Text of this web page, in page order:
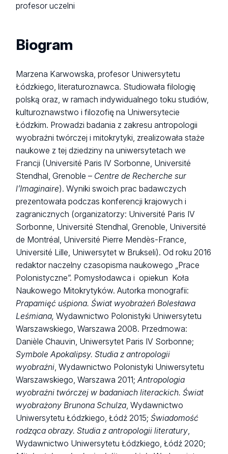
profesor uczelni
Biogram
Marzena Karwowska, profesor Uniwersytetu
Łódzkiego, literaturoznawca. Studiowała filologię
polską oraz, w ramach indywidualnego toku studiów,
kulturoznawstwo i filozofię na Uniwersytecie
Łódzkim. Prowadzi badania z zakresu antropologii
wyobraźni twórczej i mitokrytyki, zrealizowała staże
naukowe z tej dziedziny na uniwersytetach we
Francji (Université Paris IV Sorbonne, Université
Stendhal, Grenoble – Centre de Recherche sur
l’Imaginaire). Wyniki swoich prac badawczych
prezentowała podczas konferencji krajowych i
zagranicznych (organizatorzy: Université Paris IV
Sorbonne, Université Stendhal, Grenoble, Université
de Montréal, Université Pierre Mendès-France,
Université Lille, Uniwersytet w Brukseli). Od roku 2016
redaktor naczelny czasopisma naukowego „Prace
Polonistyczne”. Pomysłodawca i opiekun Koła
Naukowego Mitokrytyków. Autorka monografii:
Prapamięć uśpiona. Świat wyobrażeń Bolesława
Leśmiana,Wydawnictwo Polonistyki Uniwersytetu
Warszawskiego, Warszawa 2008. Przedmowa:
Danièle Chauvin, Uniwersytet Paris IV Sorbonne;
Symbole Apokalipsy. Studia z antropologii
wyobraźni, Wydawnictwo Polonistyki Uniwersytetu
Warszawskiego, Warszawa 2011;Antropologia
wyobraźni twórczej w badaniach literackich. Świat
wyobrażony Brunona Schulza, Wydawnictwo
Uniwersytetu Łódzkiego, Łódź 2015;Świadomość
rodząca obrazy. Studia z antropologii literatury,
Wydawnictwo Uniwersytetu Łódzkiego, Łódź 2020;